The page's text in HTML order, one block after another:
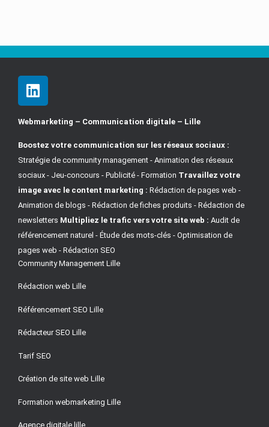
Webmarketing – Communication digitale – Lille
Boostez votre communication sur les réseaux sociaux :
Stratégie de community management - Animation des réseaux
sociaux - Jeu-concours - Publicité - Formation Travaillez votre
image avec le content marketing : Rédaction de pages web -
Animation de blogs - Rédaction de fiches produits - Rédaction de
newsletters Multipliez le trafic vers votre site web : Audit de
référencement naturel - Étude des mots-clés - Optimisation de
pages web - Rédaction SEO
Community Management Lille
Rédaction web Lille
Référencement SEO Lille
Rédacteur SEO Lille
Tarif SEO
Création de site web Lille
Formation webmarketing Lille
Agence digitale lille